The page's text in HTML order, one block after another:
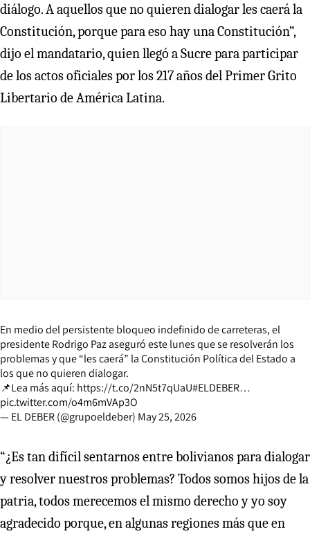
diálogo. A aquellos que no quieren dialogar les caerá la
Constitución, porque para eso hay una Constitución”,
dijo el mandatario, quien llegó a Sucre para participar
de los actos oficiales por los 217 años del Primer Grito
Libertario de América Latina.
En medio del persistente bloqueo indefinido de carreteras, el
presidente Rodrigo Paz aseguró este lunes que se resolverán los
problemas y que “les caerá” la Constitución Política del Estado a
los que no quieren dialogar.
📌Lea más aquí: https://t.co/2nN5t7qUaU#ELDEBER…
pic.twitter.com/o4m6mVAp3O
— EL DEBER (@grupoeldeber) May 25, 2026
“¿Es tan difícil sentarnos entre bolivianos para dialogar
y resolver nuestros problemas? Todos somos hijos de la
patria, todos merecemos el mismo derecho y yo soy
agradecido porque, en algunas regiones más que en